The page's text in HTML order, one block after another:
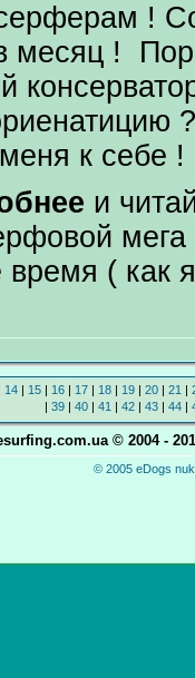
!
месяц !
к себе !
и
мега
( как
14| 15| 16| 17| 18| 19| 20| 21|
39 40 41 42 43 44
© 2004 -
© 2005 eDogs